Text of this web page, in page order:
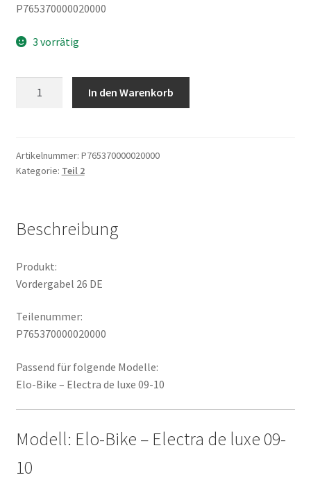
P765370000020000
3 vorrätig
In den Warenkorb
Artikelnummer: P765370000020000
Kategorie: Teil 2
Beschreibung
Produkt:
Vordergabel 26 DE
Teilenummer:
P765370000020000
Passend für folgende Modelle:
Elo-Bike – Electra de luxe 09-10
Modell: Elo-Bike – Electra de luxe 09-
10